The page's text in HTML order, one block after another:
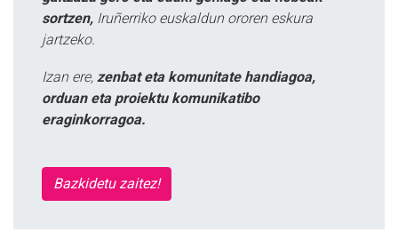
sortzen, Iruñerriko euskaldun ororen eskura
jartzeko.
Izan ere, zenbat eta komunitate handiagoa,
orduan eta proiektu komunikatibo
eraginkorragoa.
Bazkidetu zaitez!